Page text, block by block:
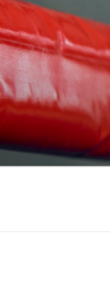
ン
テ
ン
ツ
へ
ス
キ